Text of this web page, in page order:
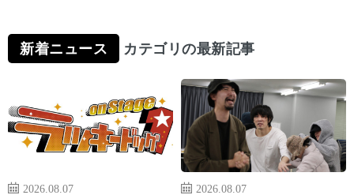
新着ニュース カテゴリの最新記事
2026.08.07
2026.08.07